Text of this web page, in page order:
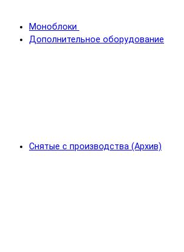
Моноблоки
Дополнительное оборудование
Снятые с производства (Архив)